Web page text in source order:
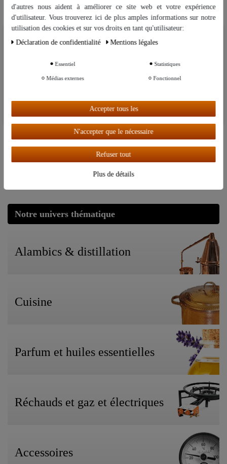
cuivre 24 cm de diamètre – Forgé
à la main
24,95 €
UVP 179,00 €
149,00 €
Notre univers thématique
Alambics & distillation
Cuisine
Parfum et huiles essentielles
Réchauds et gaz et électriques
Accessoires
essentiels, tandis que d’autres nous aident à améliorer ce site Web et
Autres paramètres
Tout accepter
d'autres nous aident à améliorer ce site web et votre expérience
d'utilisateur. Vous trouverez ici de plus amples informations sur notre
utilisation des cookies et sur vos droits en tant qu'utilisateur:
Déclaration de confidentialité
Mentions légales
Essentiel Statistiques
Médias externes Fonctionnel
Accepter tous les
N'accepter que le nécessaire
Refuser tout
Plus de détails